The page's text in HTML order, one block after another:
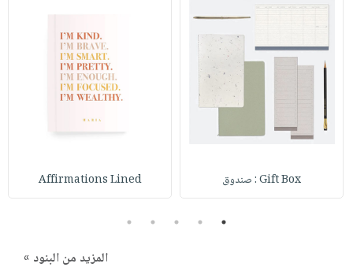
Gift Box : صندوق Affirmations Lined
1
2
3
4
5
المزيد من البنود »